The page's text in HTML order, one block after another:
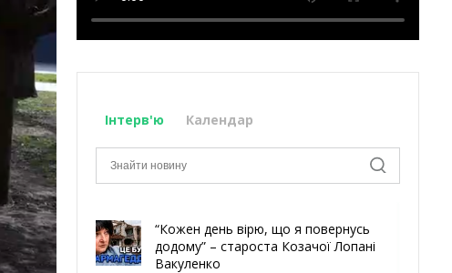
Інтерв'ю Календар
“Кожен день вірю, що я повернусь
додому” – староста Козачої Лопані
Вакуленко